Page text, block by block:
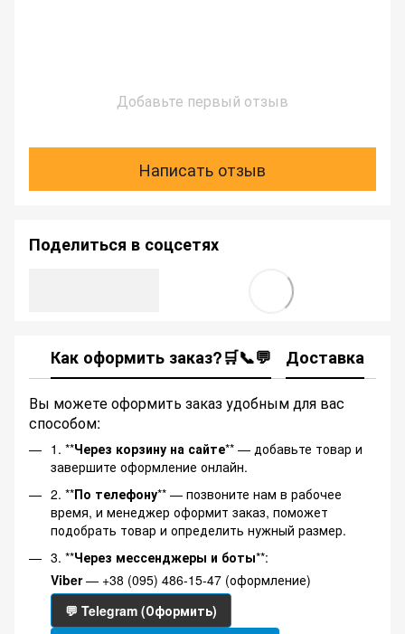
Добавьте первый отзыв
Написать отзыв
Поделиться в соцсетях
Как оформить заказ?🛒📞💬 Доставка
Вы можете оформить заказ удобным для вас
способом:
1. **Через корзину на сайте** — добавьте товар и
завершите оформление онлайн.
2. **По телефону** — позвоните нам в рабочее
время, и менеджер оформит заказ, поможет
подобрать товар и определить нужный размер.
3. **Через мессенджеры и боты**:
Viber— +38 (095) 486-15-47 (оформление)
💬 Telegram (Оформить)